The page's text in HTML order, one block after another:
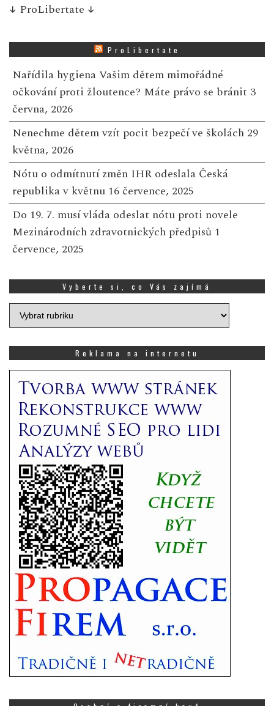
↓ ProLibertate ↓
ProLibertate
Nařídila hygiena Vašim dětem mimořádné
očkování proti žloutence? Máte právo se bránit 3
června, 2026
Nenechme dětem vzít pocit bezpečí ve školách 29
května, 2026
Nótu o odmítnutí změn IHR odeslala Česká
republika v květnu 16 července, 2025
Do 19. 7. musí vláda odeslat nótu proti novele
Mezinárodních zdravotnických předpisů 1
července, 2025
Vyberte si, co Vás zajímá
Vyberte
si,
zajímá
Reklama na internetu